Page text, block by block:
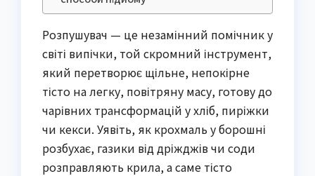
Розпушувач — це незамінний помічник у
світі випічки, той скромний інструмент,
який перетворює щільне, непокірне
тісто на легку, повітряну масу, готову до
чарівних трансформацій у хліб, пиріжки
чи кекси. Уявіть, як крохмаль у борошні
розбухає, газики від дріжджів чи соди
розправляють крила, а саме тісто